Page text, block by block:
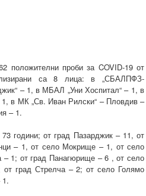
положителни проби за COVID-19 от
са 8 лица: в „СБАЛПФЗ-
– 1, в МБАЛ „Уни Хоспитал“ – 1, в
в МК „Св. Иван Рилски“ – Пловдив –
– 1.
години; от град Пазарджик – 11, от
– 1, от село Мокрище – 1, от село
1; от град Панагюрище – 6 , от село
град Стрелча – 2; от село Голямо
1.